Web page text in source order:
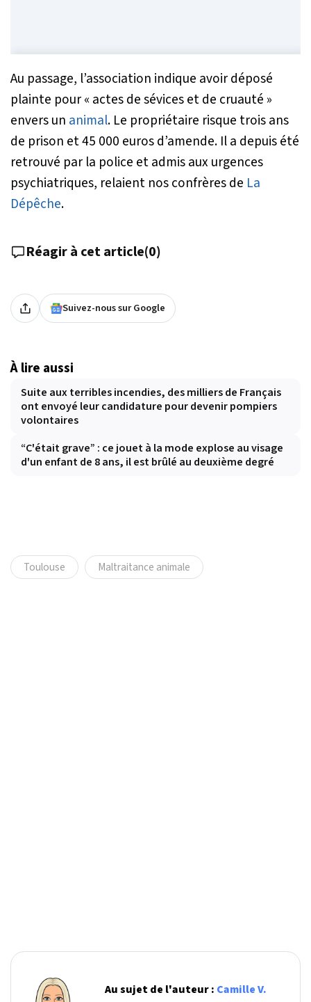
Au passage, l’association indique avoir déposé
plainte pour « actes de sévices et de cruauté »
envers un animal. Le propriétaire risque trois ans
de prison et 45 000 euros d’amende. Il a depuis été
retrouvé par la police et admis aux urgences
psychiatriques, relaient nos confrères de La
Dépêche.
Réagir à cet article(0)
Suivez-nous sur Google
À lire aussi
Suite aux terribles incendies, des milliers de Français
ont envoyé leur candidature pour devenir pompiers
volontaires
“C'était grave” : ce jouet à la mode explose au visage
d'un enfant de 8 ans, il est brûlé au deuxième degré
Toulouse Maltraitance animale
Au sujet de l'auteur : Camille V.